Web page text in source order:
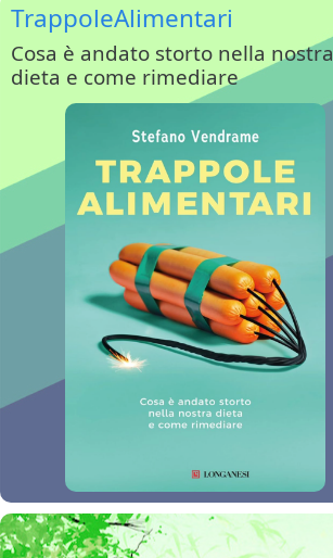
TrappoleAlimentari
Cosa è andato storto nella nostra
dieta e come rimediare